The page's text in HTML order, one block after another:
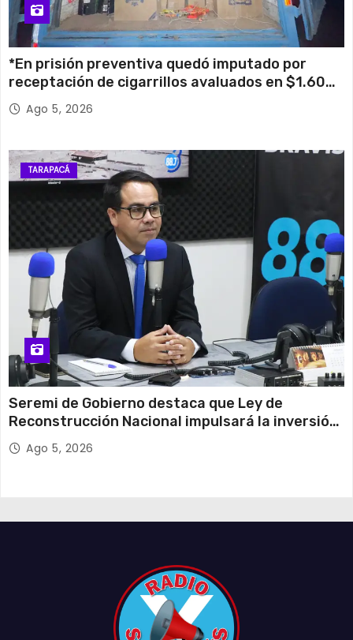
*En prisión preventiva quedó imputado por
receptación de cigarrillos avaluados en $1.600
millones*
Ago 5, 2026
TARAPACÁ
Seremi de Gobierno destaca que Ley de
Reconstrucción Nacional impulsará la inversión
y el empleo en Tarapacá
Ago 5, 2026